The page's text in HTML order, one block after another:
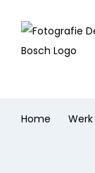
Home Werk